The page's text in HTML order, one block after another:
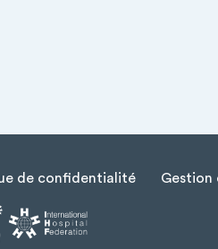
de confidentialité Gestion